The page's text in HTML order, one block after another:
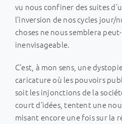
vu nous confiner des suites
l’inversion de nos cycles jour/
choses ne nous semblera
inenvisageable.
C’est, à mon sens, une
caricature où les pouvoirs
soit les injonctions de la
court d’idées, tentent une
misant encore une fois sur la